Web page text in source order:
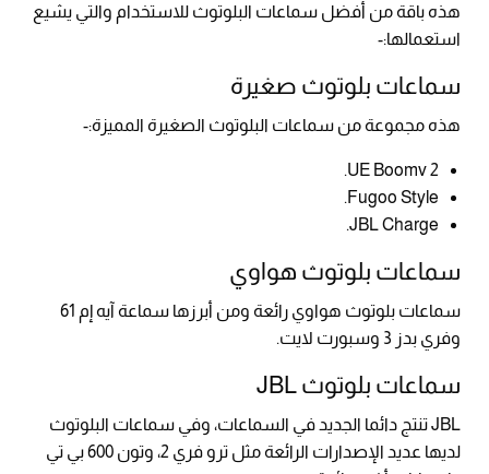
هذه باقة من أفضل سماعات البلوتوث للاستخدام والتي يشيع
استعمالها:-
سماعات بلوتوث صغيرة
هذه مجموعة من سماعات البلوتوث الصغيرة المميزة:-
UE Boomv 2.
Fugoo Style.
JBL Charge.
سماعات بلوتوث هواوي
سماعات بلوتوث هواوي رائعة ومن أبرزها سماعة آيه إم 61
وفري بدز 3 وسبورت لايت.
سماعات بلوتوث JBL
JBL تنتج دائما الجديد في السماعات، وفي سماعات البلوتوث
لديها عديد الإصدارات الرائعة مثل ترو فري 2، وتون 600 بي تي